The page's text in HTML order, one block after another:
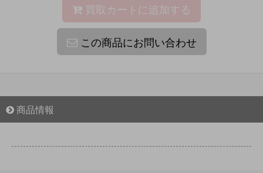
買取カートに追加する
この商品にお問い合わせ
商品情報